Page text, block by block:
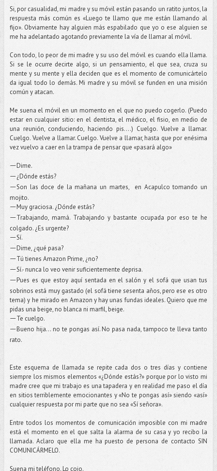
Si, por casualidad, mi madre y su móvil están pasando un ratito juntos, la
respuesta más común es «Luego te llamo que me están llamando al
fijo». Obviamente hay alguien más espabilado que yo o ese alguien se
me ha adelantado agotando previamente la vía de llamar al móvil.
Con todo, lo peor de mi madre y su uso del móvil es cuando ella llama.
Si se le ocurre decirte algo, si un pensamiento, el que sea, cruza su
mente y su mente y ella deciden que es el momento de comunicártelo
da igual todo lo demás. Mi madre y su móvil se funden en una misión
común y atacan.
Me suena el móvil en un momento en el que no puedo cogerlo. (Puedo
estar en cualquier sitio: en el dentista, el médico, el fisio, en medio de
una reunión, conduciendo, haciendo pis....) Cuelgo. Vuelve a llamar.
Cuelgo. Vuelve a llamar. Cuelgo. Vuelve a llamar, hasta que por enésima
vez vuelvo a caer en la trampa de pensar que «pasará algo»
—Dime.
—¿Dónde estás?
—Son las doce de la mañana un martes, en Acapulco tomando un
mojito.
—Muy graciosa. ¿Dónde estás?
—Trabajando, mamá. Trabajando y bastante ocupada por eso te he
colgado. ¿Es urgente?
—Sí.
—Dime, ¿qué pasa?
—Tú tienes Amazon Prime, ¿no?
—Sí.- nunca lo veo venir suficientemente deprisa.
—Pues es que estoy aquí sentada en el salón y el sofá que usan tus
sobrinos está muy gastado (el sofá tiene sesenta años, pero ese es otro
tema) y he mirado en Amazon y hay unas fundas ideales. Quiero que me
pidas una beige, no blanca ni marfil, beige.
—Te cuelgo.
—Bueno hija... no te pongas así. No pasa nada, tampoco te lleva tanto
rato.
Este esquema de llamada se repite cada dos o tres días y contiene
siempre los mismos elementos «¿Dónde estás?» porque por lo visto mi
madre cree que mi trabajo es una tapadera y en realidad me paso el día
en sitios terriblemente emocionantes y «No te pongas así» siendo «así»
cualquier respuesta por mi parte que no sea «Sí señora».
Entre todos los momentos de comunicación imposible con mi madre
está el momento en el que salta la alarma de su casa y yo recibo la
llamada. Aclaro que ella me ha puesto de persona de contacto SIN
COMUNICÁRMELO.
Suena mi teléfono. Lo cojo.